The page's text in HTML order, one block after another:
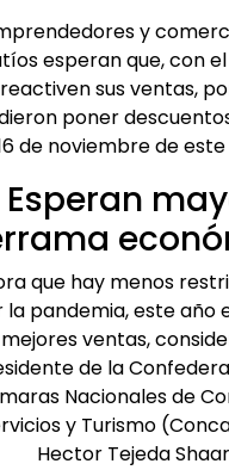
y
esperan que, con el
sus ventas,
poner
de noviembre de este
Esperan
que hay menos
la pandemia, este año
mejores ventas,
de la
Nacionales de
y Turismo
Hector Tejeda